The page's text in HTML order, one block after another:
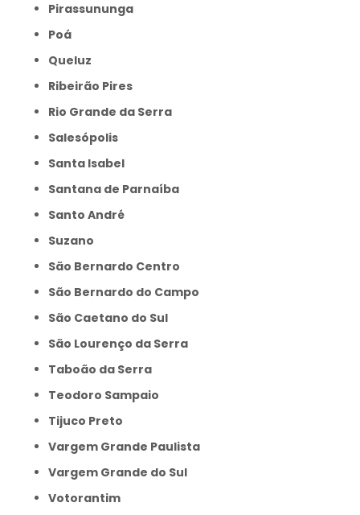
Pirassununga
Poá
Queluz
Ribeirão Pires
Rio Grande da Serra
Salesópolis
Santa Isabel
Santana de Parnaíba
Santo André
Suzano
São Bernardo Centro
São Bernardo do Campo
São Caetano do Sul
São Lourenço da Serra
Taboão da Serra
Teodoro Sampaio
Tijuco Preto
Vargem Grande Paulista
Vargem Grande do Sul
Votorantim